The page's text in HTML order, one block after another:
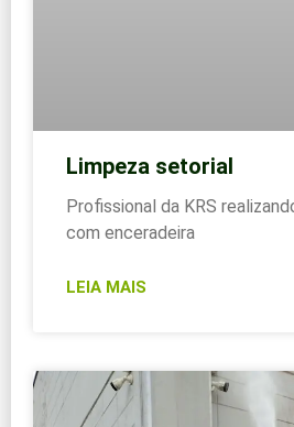
Limpeza setorial
Profissional da KRS
com enceradeira
LEIA MAIS